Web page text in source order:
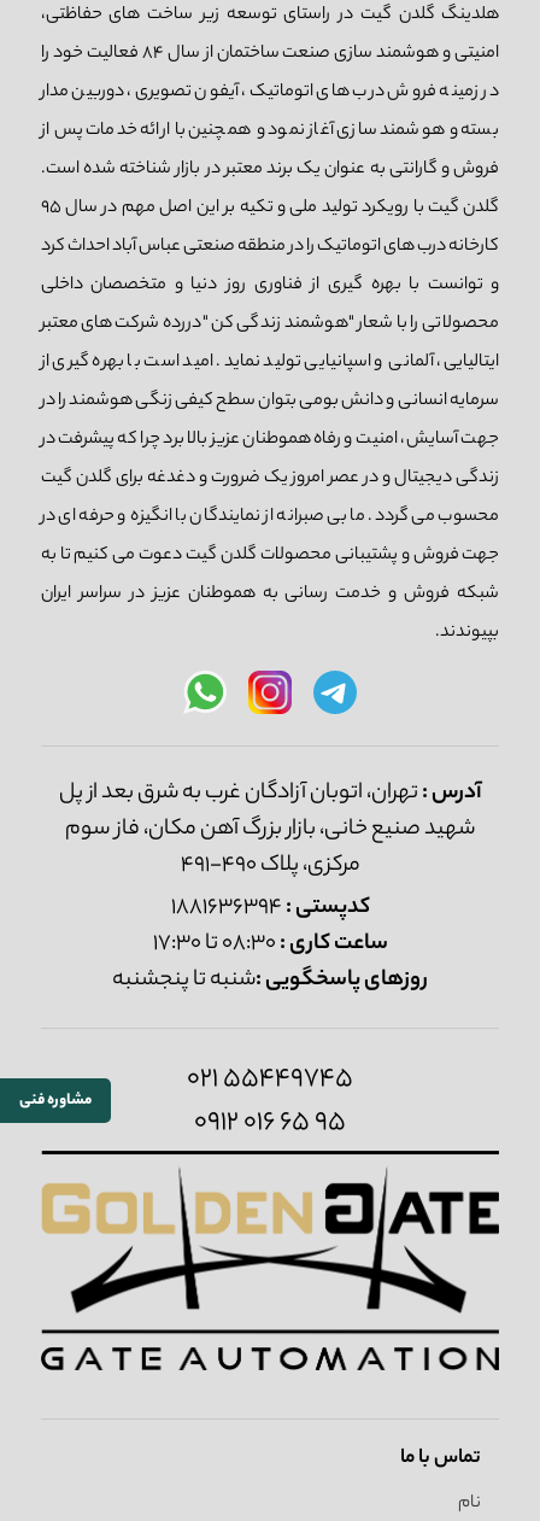
مشاوره فنی
در گذشته باز و بسته کردن
دستی درب های سنگین
پارکینگ کاری خسته
کننده و زمان بر بود و
ایمنی آن به طور کامل
تضمین نمی شد. با
پیشرفت تکنولوژی، جک
های درب پارکینگ به
عنوان یک راه حل
هوشمند و کارآمد ظاهر
می شوند و به توسعه
اساسی در این زمینه دست
می یابند.
ای برخوردار است که در این
مقاله به آن می پردازیم
هلدینگ گلدن گیت در راستای توسعه زیر ساخت های حفاظتی،
امنیتی و هوشمند سازی صنعت ساختمان از سال 84 فعالیت خود را
در زمینه فروش درب های اتوماتیک، آیفون تصویری، دوربین مدار
بسته و هوشمند سازی آغاز نمود و همچنین با ارائه خدمات پس از
فروش و گارانتی به عنوان یک برند معتبر در بازار شناخته شده است.
گلدن گیت با رویکرد تولید ملی و تکیه بر این اصل مهم در سال 95
کارخانه درب های اتوماتیک را در منطقه صنعتی عباس آباد احداث کرد
و توانست با بهره گیری از فناوری روز دنیا و متخصصان داخلی
محصولاتی را با شعار "هوشمند زندگی کن "دررده شرکت های معتبر
ایتالیایی، آلمانی و اسپانیایی تولید نماید. امید است با بهره گیری از
سرمایه انسانی و دانش بومی بتوان سطح کیفی زنگی هوشمند را در
جهت آسایش، امنیت و رفاه هموطنان عزیز بالا برد چرا که پیشرفت در
زندگی دیجیتال و در عصر امروز یک ضرورت و دغدغه برای گلدن گیت
محسوب می گردد. ما بی صبرانه از نمایندگان با انگیزه و حرفه ای در
جهت فروش و پشتیبانی محصولات گلدن گیت دعوت می کنیم تا به
شبکه فروش و خدمت رسانی به هموطنان عزیز در سراسر ایران
بپیوندند.
آدرس :تهران، اتوبان آزادگان غرب به شرق بعد از پل
شهید صنیع خانی، بازار بزرگ آهن مکان، فاز سوم
مرکزی، پلاک 490-491
کدپستی :1881636394
ساعت کاری :
روزهای پاسخگویی :شنبه تا پنجشنبه
021 55449745
0912 016 65 95
تماس با ما
نام